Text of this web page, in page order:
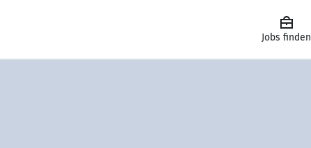
Jobs finden